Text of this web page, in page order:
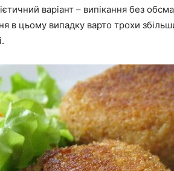
варіант – випікання без
в цьому випадку варто трохи